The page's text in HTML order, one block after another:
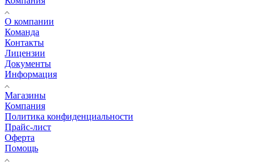
О компании
Команда
Контакты
Лицензии
Документы
Информация
Магазины
Компания
Политика конфиденциальности
Прайс-лист
Оферта
Помощь